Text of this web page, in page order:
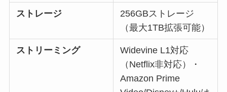
ストレージ
256GBストレージ
（最大1TB拡張可能）
ストリーミング
Widevine L1対応
（Netflix非対応）・
Amazon Prime